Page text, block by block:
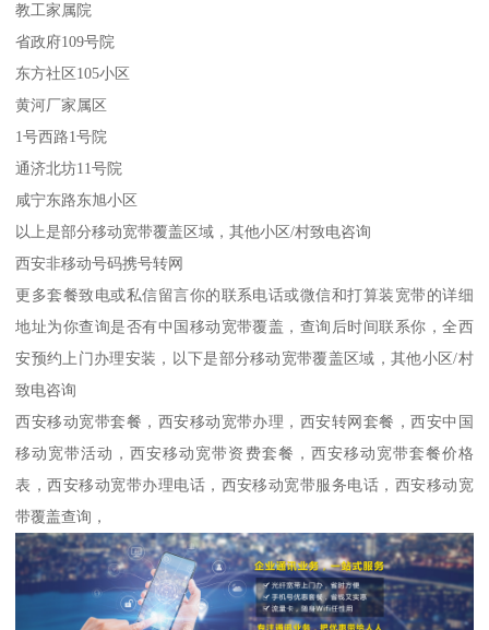
教工家属院
省政府109号院
东方社区105小区
黄河厂家属区
1号西路1号院
通济北坊11号院
咸宁东路东旭小区
以上是部分移动宽带覆盖区域，其他小区/村致电咨询
西安非移动号码携号转网
更多套餐致电或私信留言你的联系电话或微信和打算装宽带的详细
地址为你查询是否有中国移动宽带覆盖，查询后时间联系你，全西
安预约上门办理安装，以下是部分移动宽带覆盖区域，其他小区/村
致电咨询
西安移动宽带套餐，西安移动宽带办理，西安转网套餐，西安中国
移动宽带活动，西安移动宽带资费套餐，西安移动宽带套餐价格
表，西安移动宽带办理电话，西安移动宽带服务电话，西安移动宽
带覆盖查询，